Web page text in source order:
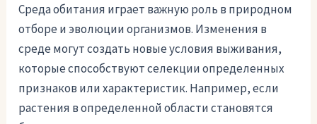
Среда обитания играет важную роль в природном
отборе и эволюции организмов. Изменения в
среде могут создать новые условия выживания,
которые способствуют селекции определенных
признаков или характеристик. Например, если
растения в определенной области становятся